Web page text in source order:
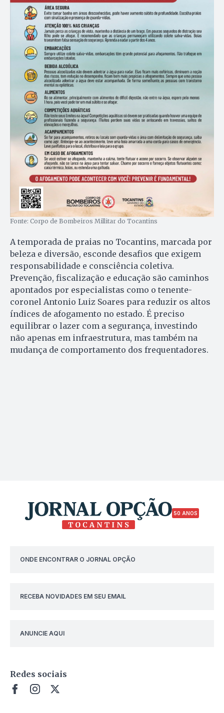
Fonte: Corpo de Bombeiros Millitar do Tocantins
A temporada de praias no Tocantins, marcada por
beleza e diversão, esconde desafios que exigem
responsabilidade e consciência coletiva.
Prevenção, fiscalização e educação são caminhos
apontados por especialistas como o tenente-
coronel Antonio Luiz Soares para reduzir os altos
índices de afogamento no estado. É preciso
equilibrar o lazer com a segurança, investindo
não apenas em infraestrutura, mas também na
mudança de comportamento dos frequentadores.
50 ANOS
ONDE ENCONTRAR O JORNAL OPÇÃO
RECEBA NOVIDADES EM SEU EMAIL
ANUNCIE AQUI
Redes sociais